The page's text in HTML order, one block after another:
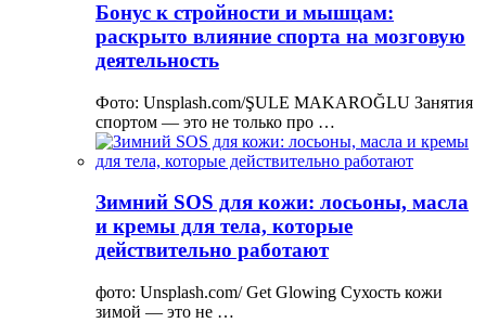
Бонус к стройности и мышцам:
раскрыто влияние спорта на мозговую
деятельность
Фото: Unsplash.com/ŞULE MAKAROĞLU Занятия
спортом — это не только про …
Зимний SOS для кожи: лосьоны, масла
и кремы для тела, которые
действительно работают
фото: Unsplash.com/ Get Glowing Сухость кожи
зимой — это не …